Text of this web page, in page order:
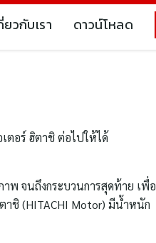
ยวกับเรา ดาวน์โหลด
อร์ ฮิตาชิ ต่อไปให้ได้
พ จนถึงกระบวนการสุดท้าย เพื่อ
าชิ (HITACHI Motor) มีน้ำหนัก